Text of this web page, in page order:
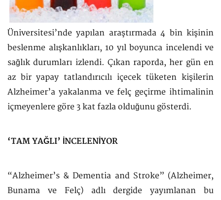
Üniversitesi’nde yapılan araştırmada 4 bin kişinin
beslenme alışkanlıkları, 10 yıl boyunca incelendi ve
sağlık durumları izlendi. Çıkan raporda, her gün en
az bir yapay tatlandırıcılı içecek tüketen kişilerin
Alzheimer’a yakalanma ve felç geçirme ihtimalinin
içmeyenlere göre 3 kat fazla olduğunu gösterdi.
‘TAM YAĞLI’ İNCELENİYOR
“Alzheimer’s & Dementia and Stroke” (Alzheimer,
Bunama ve Felç) adlı dergide yayımlanan bu